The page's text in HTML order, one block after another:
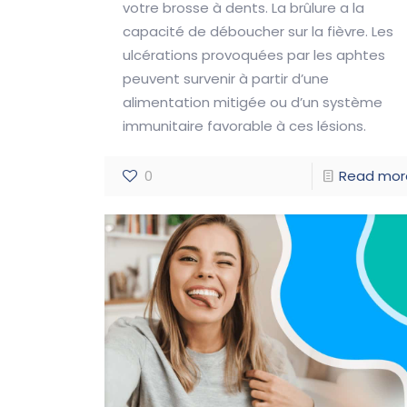
votre brosse à dents. La brûlure a la
capacité de déboucher sur la fièvre. Les
ulcérations provoquées par les aphtes
peuvent survenir à partir d’une
alimentation mitigée ou d’un système
immunitaire favorable à ces lésions.
0 Read